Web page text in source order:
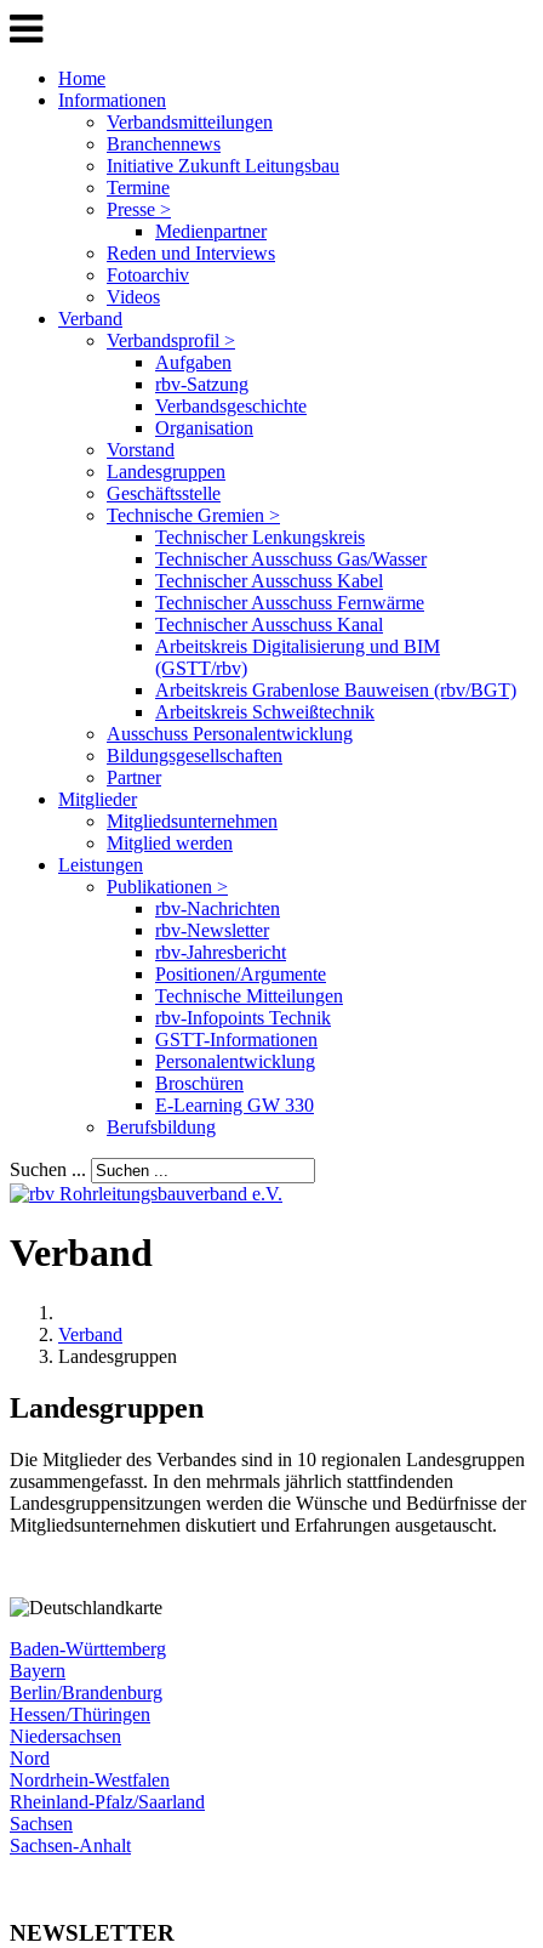
Home
Informationen
Verbandsmitteilungen
Branchennews
Initiative Zukunft Leitungsbau
Termine
Presse >
Medienpartner
Reden und Interviews
Fotoarchiv
Videos
Verband
Verbandsprofil >
Aufgaben
rbv-Satzung
Verbandsgeschichte
Organisation
Vorstand
Landesgruppen
Geschäftsstelle
Technische Gremien >
Technischer Lenkungskreis
Technischer Ausschuss Gas/Wasser
Technischer Ausschuss Kabel
Technischer Ausschuss Fernwärme
Technischer Ausschuss Kanal
Arbeitskreis Digitalisierung und BIM
(GSTT/rbv)
Arbeitskreis Grabenlose Bauweisen (rbv/BGT)
Arbeitskreis Schweißtechnik
Ausschuss Personalentwicklung
Bildungsgesellschaften
Partner
Mitglieder
Mitgliedsunternehmen
Mitglied werden
Leistungen
Publikationen >
rbv-Nachrichten
rbv-Newsletter
rbv-Jahresbericht
Positionen/Argumente
Technische Mitteilungen
rbv-Infopoints Technik
GSTT-Informationen
Personalentwicklung
Broschüren
E-Learning GW 330
Berufsbildung
Suchen ...
Verband
Verband
Landesgruppen
Landesgruppen
Die Mitglieder des Verbandes sind in 10 regionalen Landesgruppen
zusammengefasst. In den mehrmals jährlich stattfindenden
Landesgruppensitzungen werden die Wünsche und Bedürfnisse der
Mitgliedsunternehmen diskutiert und Erfahrungen ausgetauscht.
Baden-Württemberg
Bayern
Berlin/Brandenburg
Hessen/Thüringen
Niedersachsen
Nord
Nordrhein-Westfalen
Rheinland-Pfalz/Saarland
Sachsen
Sachsen-Anhalt
NEWSLETTER